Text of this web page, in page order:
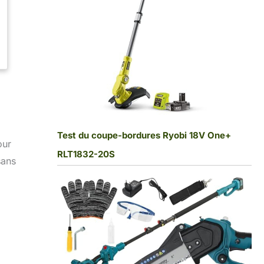
Test du coupe-bordures Ryobi 18V One+
RLT1832-20S